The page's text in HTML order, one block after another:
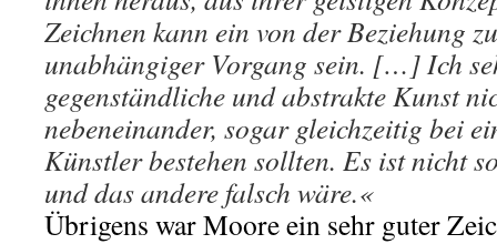
Zeichnen kann ein von der Beziehung
unabhängiger Vorgang sein. […] Ich
gegenständliche und abstrakte Kunst
nebeneinander, sogar gleichzeitig bei
Künstler bestehen sollten. Es ist nicht
und das andere falsch wäre.«
Übrigens war Moore ein sehr guter